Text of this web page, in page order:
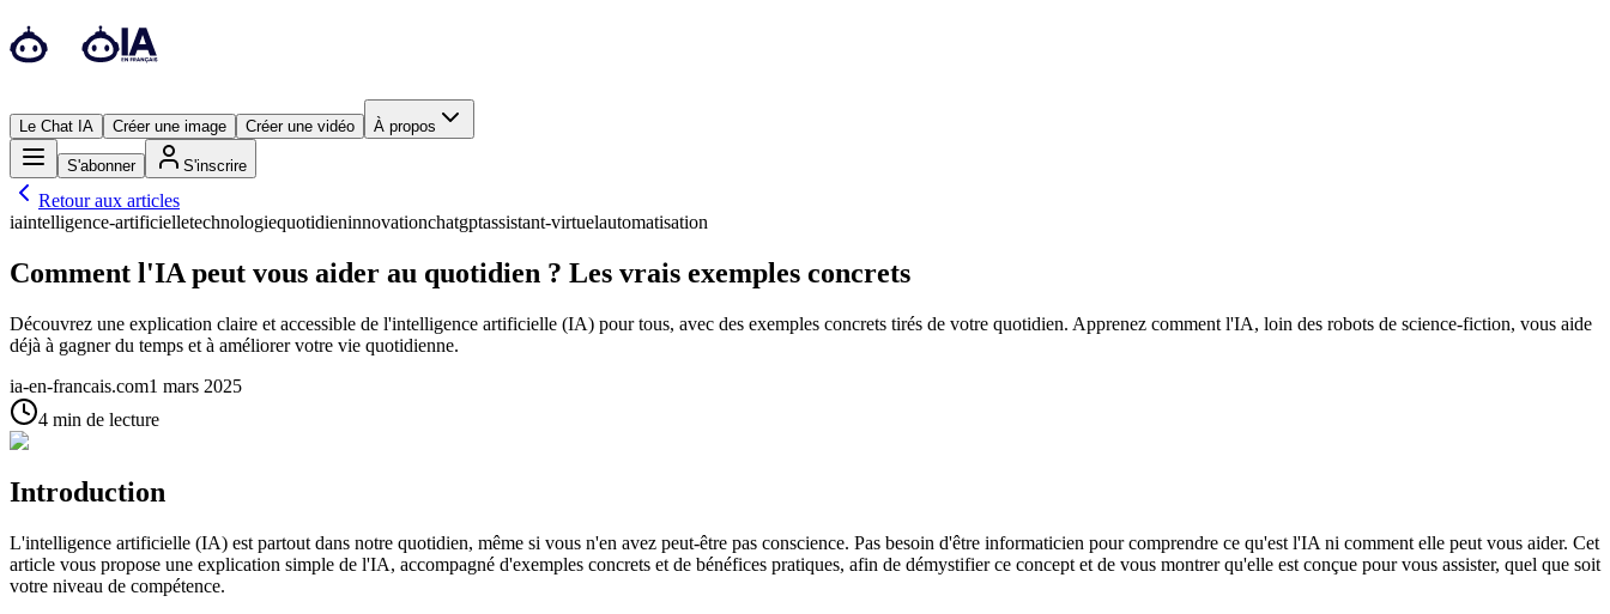
Le Chat IA Créer une image Créer une vidéo À propos
S'abonner S'inscrire
Retour aux articles
iaintelligence-artificielletechnologiequotidieninnovationchatgptassistant-virtuelautomatisation
Comment l'IA peut vous aider au quotidien ? Les vrais exemples concrets
Découvrez une explication claire et accessible de l'intelligence artificielle (IA) pour tous, avec des exemples concrets tirés de votre quotidien. Apprenez comment l'IA, loin des robots de science-fiction, vous aide
déjà à gagner du temps et à améliorer votre vie quotidienne.
ia-en-francais.com1 mars 2025
4 min de lecture
Introduction
L'intelligence artificielle (IA) est partout dans notre quotidien, même si vous n'en avez peut-être pas conscience. Pas besoin d'être informaticien pour comprendre ce qu'est l'IA ni comment elle peut vous aider. Cet
article vous propose une explication simple de l'IA, accompagné d'exemples concrets et de bénéfices pratiques, afin de démystifier ce concept et de vous montrer qu'elle est conçue pour vous assister, quel que soit
votre niveau de compétence.